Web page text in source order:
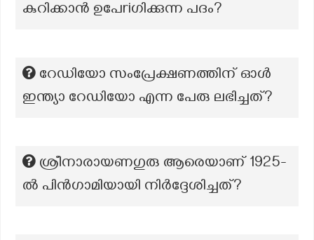
കുറിക്കാൻ ഉപേriഗിക്കുന്ന പദം?
റേഡിയോ സംപ്രേക്ഷണത്തിന് ഓള്‍
ഇന്ത്യാ റേഡിയോ എന്ന പേരു ലഭിച്ചത്?
ശ്രീനാരായണഗുരു ആരെയാണ് 1925-
ൽ പിൻഗാമിയായി നിർദ്ദേശിച്ചത്?